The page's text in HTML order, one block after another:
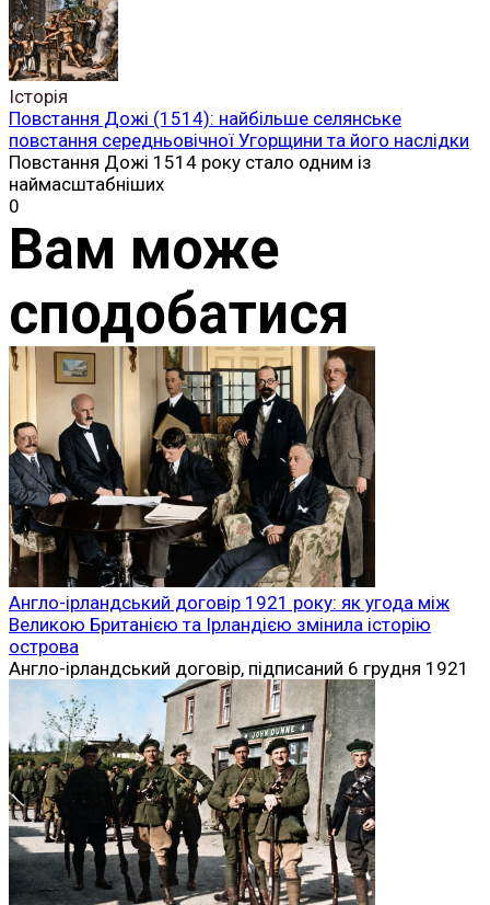
Історія
Ірландська республіканська армія (ІРА): історія
створення, Майкл Коллінз і боротьба за незалежність
Ірландії
Ірландська республіканська армія, більш відома за
абревіатурою
Історія
Великоднє повстання 1916 року: як повстання в
Дубліні започаткувало боротьбу за незалежність
Ірландії
Великоднє повстання 1916 року стало однією з
найважливіших
0
Історія
Дьєрдь Дожа: лицар, який очолив найбільше
селянське повстання в історії Угорщини
Ім’я Дьєрдя Дожі нерозривно пов’
0
Історія
Повстання Дожі (1514): найбільше селянське
повстання середньовічної Угорщини та його наслідки
Повстання Дожі 1514 року стало одним із
наймасштабніших
0